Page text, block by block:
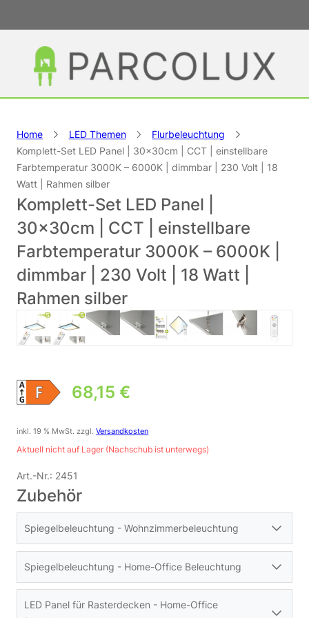
Home LED Themen
Flurbeleuchtung
Komplett-Set LED Panel | 30×30cm | CCT | einstellbare
Farbtemperatur 3000K – 6000K | dimmbar | 230 Volt | 18
Watt | Rahmen silber
Komplett-Set LED Panel |
30×30cm | CCT | einstellbare
Farbtemperatur 3000K – 6000K |
dimmbar | 230 Volt | 18 Watt |
Rahmen silber
68,15 €
inkl. 19 % MwSt. zzgl.Versandkosten
Aktuell nicht auf Lager (Nachschub ist unterwegs)
Art.-Nr.: 2451
Zubehör
Spiegelbeleuchtung - Wohnzimmerbeleuchtung
Spiegelbeleuchtung - Home-Office Beleuchtung
LED Panel für Rasterdecken - Home-Office